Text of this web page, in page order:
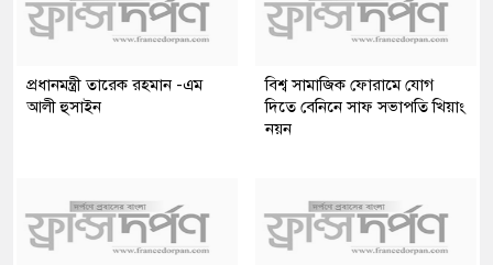
প্রধানমন্ত্রী তারেক রহমান -এম
আলী হুসাইন
বিশ্ব সামাজিক ফোরামে যোগ
দিতে বেনিনে সাফ সভাপতি খিয়াং
নয়ন